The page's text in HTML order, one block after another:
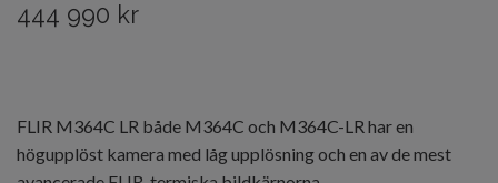
444 990 kr
FLIR M364C LR både M364C och M364C-LR har en
högupplöst kamera med låg upplösning och en av de mest